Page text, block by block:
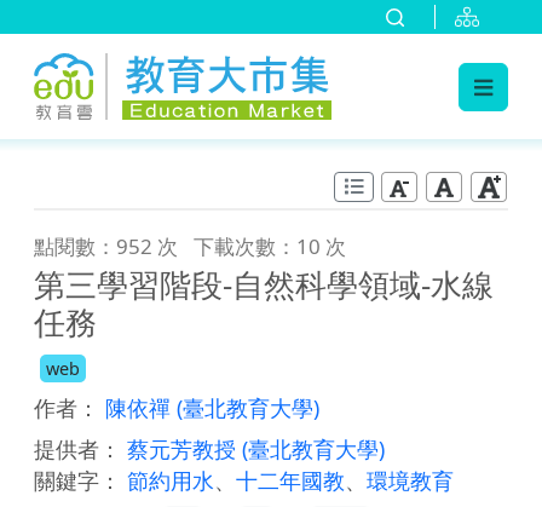
點閱數：952 次 下載次數：10 次
第三學習階段-自然科學領域-水線
任務
web
作者： 陳依禪 (臺北教育大學)
提供者： 蔡元芳教授 (臺北教育大學)
關鍵字： 節約用水、 十二年國教、 環境教育